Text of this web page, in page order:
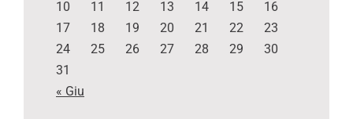
« Giu
10
11 12 13 14 15
16
17
18 19 20 21 22
23
24
25 26 27 28 29
30
31